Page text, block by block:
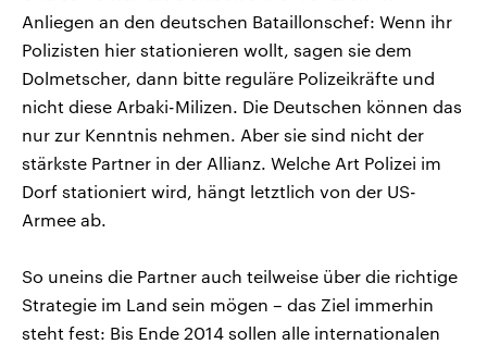
Anliegen an den deutschen Bataillonschef: Wenn ihr
Polizisten hier stationieren wollt, sagen sie dem
Dolmetscher, dann bitte reguläre Polizeikräfte und
nicht diese Arbaki-Milizen. Die Deutschen können das
nur zur Kenntnis nehmen. Aber sie sind nicht der
stärkste Partner in der Allianz. Welche Art Polizei im
Dorf stationiert wird, hängt letztlich von der US-
Armee ab.
So uneins die Partner auch teilweise über die richtige
Strategie im Land sein mögen – das Ziel immerhin
steht fest: Bis Ende 2014 sollen alle internationalen